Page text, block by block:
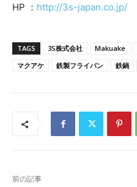
HP ： http://3s-japan.co.jp/
TAGS 3S株式会社 Makuake
マクアケ
鉄製フライパン 鉄鍋
前の記事